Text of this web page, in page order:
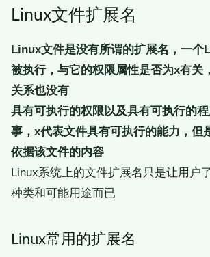
Linux文件扩展名
Linux文件是没有所谓的扩展名，一个
被执行，与它的权限属性是否为x有关
关系也没有
具有可执行的权限以及具有可执行的
事，x代表文件具有可执行的能力，但
依据该文件的内容
Linux系统上的文件扩展名只是让用户
种类和可能用途而已
Linux常用的扩展名